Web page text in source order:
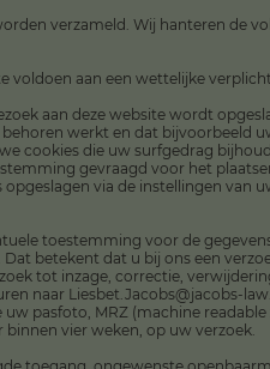
verzameld. Wij hanteren de
voldoen aan een wettelijke
aan deze website wordt
werkt en dat bijvoorbeeld
cookies die uw surfgedrag
gevraagd voor het
via de instellingen van
toestemming voor de
betekent dat u bij ons een
tot inzage, correctie,
naar Liesbet.Jacobs@jacobs-
pasfoto, MRZ (machine
vier weken, op uw verzoek.